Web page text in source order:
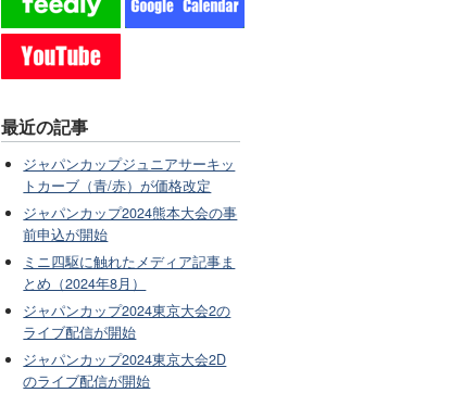
最近の記事
ジャパンカップジュニアサーキッ
トカーブ（青/赤）が価格改定
ジャパンカップ2024熊本大会の事
前申込が開始
ミニ四駆に触れたメディア記事ま
とめ（2024年8月）
ジャパンカップ2024東京大会2の
ライブ配信が開始
ジャパンカップ2024東京大会2D
のライブ配信が開始